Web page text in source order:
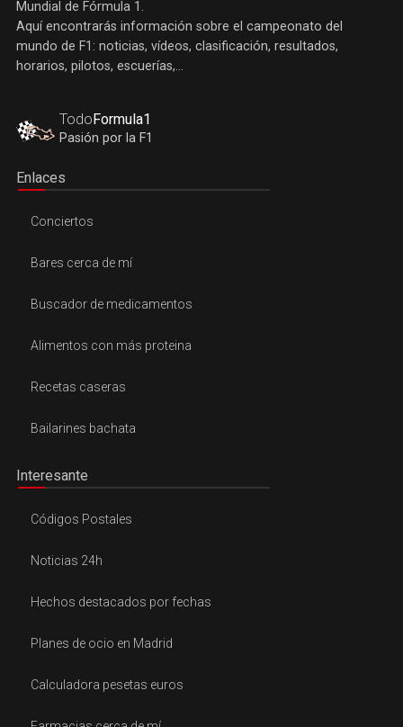
Mundial de Fórmula 1.
Aquí encontrarás información sobre el campeonato del
mundo de F1: noticias, vídeos, clasificación, resultados,
horarios, pilotos, escuerías,...
TodoFormula1
Pasión por la F1
Enlaces
Conciertos
Bares cerca de mí
Buscador de medicamentos
Alimentos con más proteina
Recetas caseras
Bailarines bachata
Interesante
Códigos Postales
Noticias 24h
Hechos destacados por fechas
Planes de ocio en Madrid
Calculadora pesetas euros